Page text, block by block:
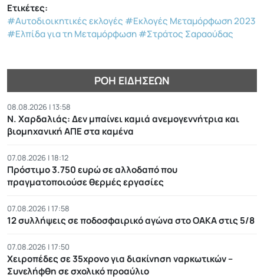
Ετικέτες:
#Αυτοδιοικητικές εκλογές #Εκλογές Μεταμόρφωση 2023
#Ελπίδα για τη Μεταμόρφωση#Στράτος Σαραούδας
ΡΟΉ ΕΙΔΉΣΕΩΝ
08.08.2026 | 13:58
Ν. Χαρδαλιάς: Δεν μπαίνει καμιά ανεμογεννήτρια και
βιομηχανική ΑΠΕ στα καμένα
07.08.2026 | 18:12
Πρόστιμο 3.750 ευρώ σε αλλοδαπό που
πραγματοποιούσε θερμές εργασίες
07.08.2026 | 17:58
12 συλλήψεις σε ποδοσφαιρικό αγώνα στο ΟΑΚΑ στις 5/8
07.08.2026 | 17:50
Χειροπέδες σε 35χρονο για διακίνηση ναρκωτικών –
Συνελήφθη σε σχολικό προαύλιο